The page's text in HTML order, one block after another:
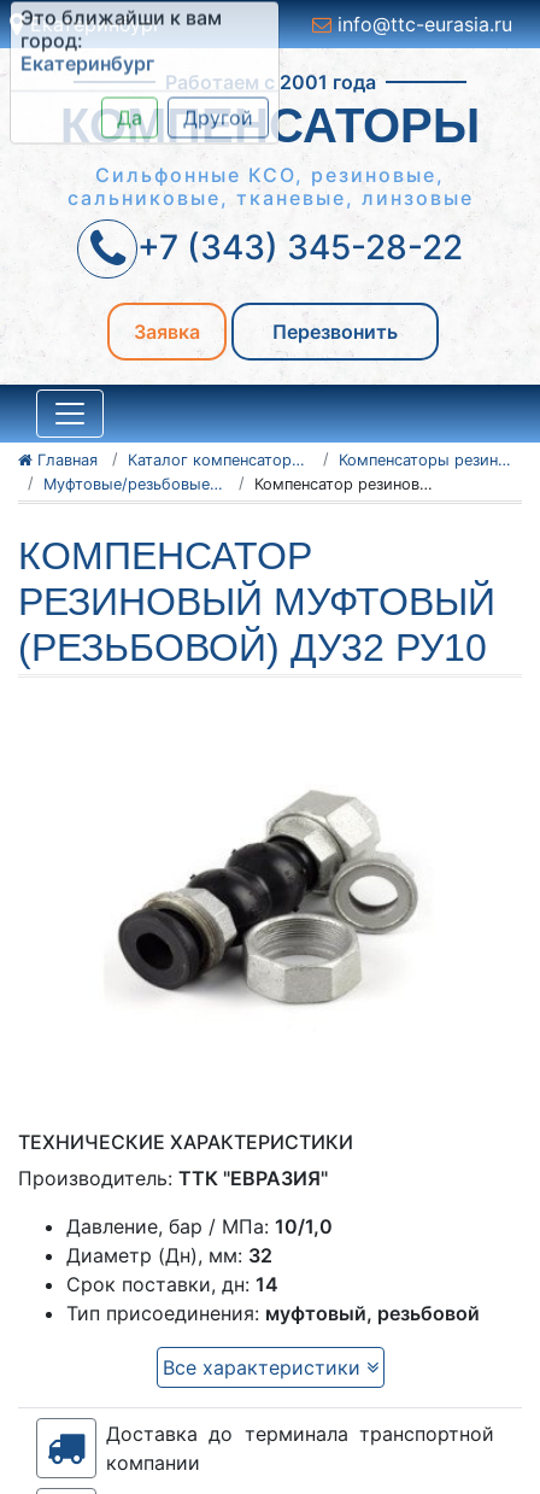
Екатеринбург
Это ближайши к вам
город:
Екатеринбург
Да Другой
info@ttc-eurasia.ru
Работаем с 2001 года
КОМПЕНСАТОРЫ
Сильфонные КСО, резиновые,
сальниковые, тканевые, линзовые
+7 (343) 345-28-22
Заявка Перезвонить
Главная Каталог компенсаторов
Компенсаторы резиновые антивибрационные
Муфтовые/резьбовые резиновые компенсаторы
Компенсатор резиновый муфтовый (резьбовой) Ду32 Ру10
КОМПЕНСАТОР
РЕЗИНОВЫЙ МУФТОВЫЙ
(РЕЗЬБОВОЙ) ДУ32 РУ10
ТЕХНИЧЕСКИЕ ХАРАКТЕРИСТИКИ
Производитель: ТТК "ЕВРАЗИЯ"
Давление, бар / МПа: 10/1,0
Диаметр (Дн), мм: 32
Срок поставки, дн: 14
Тип присоединения: муфтовый, резьбовой
Все характеристики
Доставка до терминала транспортной
компании